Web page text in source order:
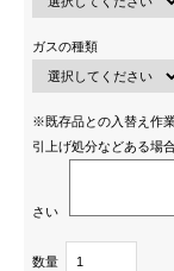
ガスの種類
※既存品との入替え作
引上げ処分などある場
さい
数量